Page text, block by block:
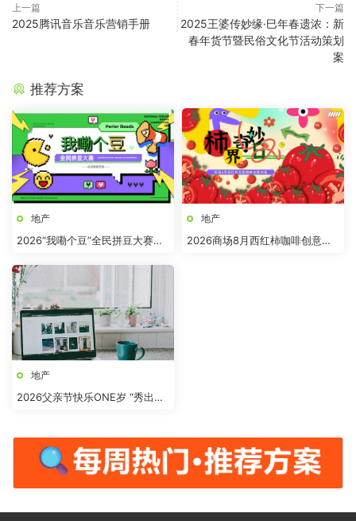
上一篇
2025腾讯音乐音乐营销手册
下一篇
2025王婆传妙缘·巳年春遗浓：新
春年货节暨民俗文化节活动策划
案
推荐方案
地产
2026“我嘞个豆”全民拼豆大赛主
地产
2026商场8月西红柿咖啡创意市
地产
2026父亲节快乐ONE岁 “秀出爸